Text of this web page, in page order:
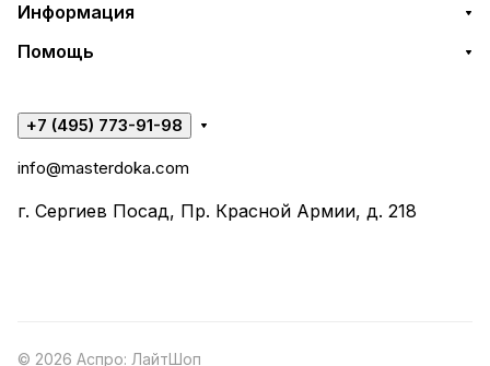
Информация
Помощь
+7 (495) 773-91-98
info@masterdoka.com
г. Сергиев Посад, Пр. Красной Армии, д. 218
© 2026 Аспро: ЛайтШоп